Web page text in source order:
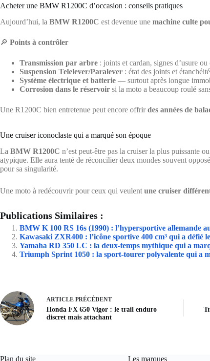
Acheter une BMW R1200C d’occasion : conseils pratiques
Aujourd’hui, la BMW R1200C est devenue une machine culte
🔎 Points à contrôler
Transmission par arbre : joints et cardan, signes d’usure ou
Suspension Telelever/Paralever : état des joints et étanchéité
Système électrique et batterie — surtout après longue
Corrosion dans le réservoir si la moto a beaucoup roulé
Une R1200C bien entretenue peut encore offrirdes années de
Une cruiser iconoclaste qui a marqué son époque
La BMW R1200C n’est peut-être pas la cruiser la plus puissante
atypique. Elle aura tenté de réconcilier deux mondes souvent
pour sa singularité.
Une moto à redécouvrir pour ceux qui veulent une cruiser
Publications Similaires :
BMW K 100 RS 16s (1990) : l’hypersportive allemande
Kawasaki ZXR400 : l’icône sportive 400 cm³ qui a défié
Yamaha RD 350 LC : la deux-temps mythique qui a
Triumph Sprint 1050 : la sport-tourer polyvalente qui a
ARTICLE PRÉCÉDENT
Honda FX 650 Vigor : le trail enduro
discret mais attachant
Plan du site Les marques